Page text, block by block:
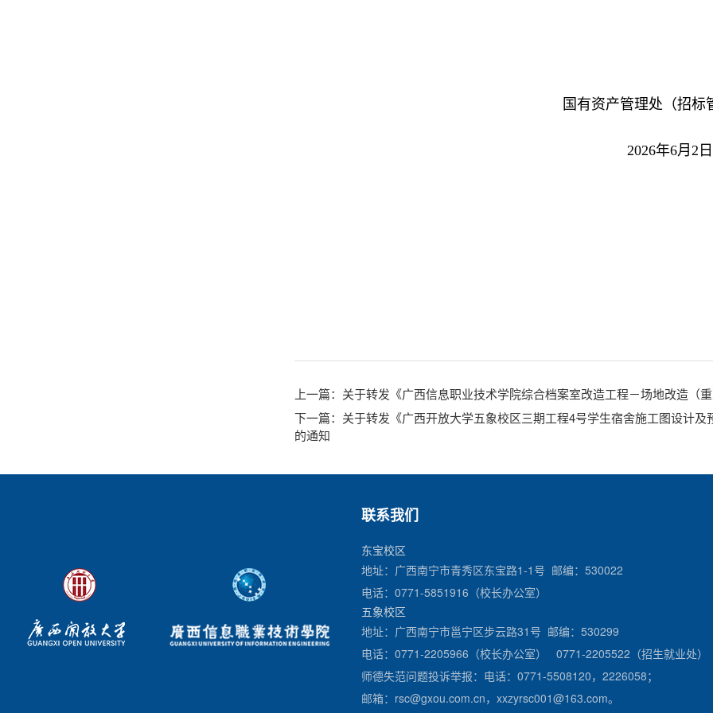
国有资产管理处（招标
2026年6月2日
上一篇：关于转发《广西信息职业技术学院综合档案室改造工程－场地改造（
下一篇：关于转发《广西开放大学五象校区三期工程4号学生宿舍施工图设计及
的通知
联系我们
东宝校区
地址：广西南宁市青秀区东宝路1-1号 邮编：530022
电话：0771-5851916（校长办公室）
五象校区
地址：广西南宁市邕宁区步云路31号 邮编：530299
电话：0771-2205966（校长办公室） 0771-2205522（招生就业处）
师德失范问题投诉举报：电话：0771-5508120，2226058；
邮箱：rsc@gxou.com.cn，xxzyrsc001@163.com。